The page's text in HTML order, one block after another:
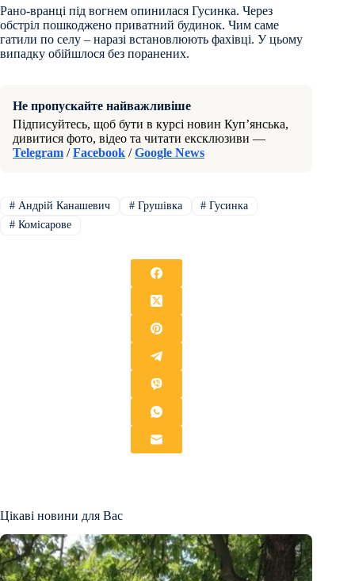
Рано-вранці під вогнем опинилася Гусинка. Через
обстріл пошкоджено приватний будинок. Чим саме
гатили по селу – наразі встановлюють фахівці. У цьому
випадку обійшлося без поранених.
Не пропускайте найважливіше
Підписуйтесь, щоб бути в курсі новин Куп’янська,
дивитися фото, відео та читати ексклюзиви —
Telegram /Facebook /Google News
#Андрій Канашевич #Грушівка # Гусинка
#Комісарове
Цікаві новини для Вас